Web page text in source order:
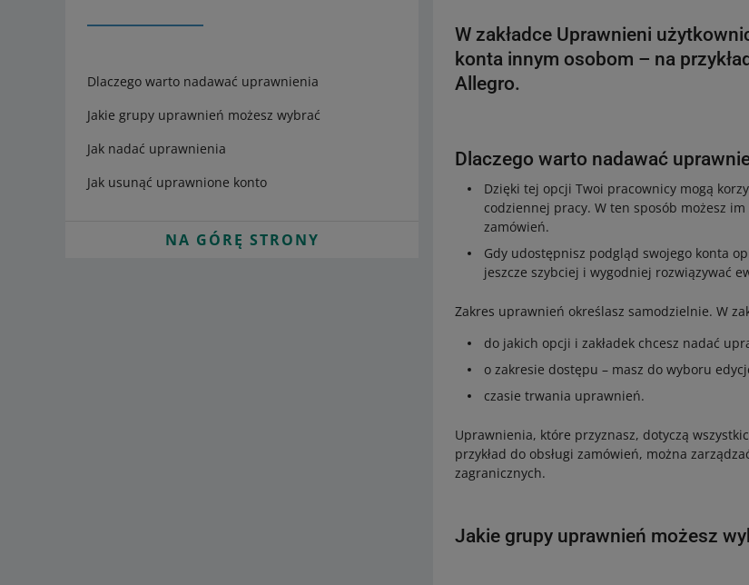
Dlaczego warto nadawać uprawnienia
Jakie grupy uprawnień możesz wybrać
Jak nadać uprawnienia
Jak usunąć uprawnione konto
NA GÓRĘ STRONY
W zakładce Uprawnieni
konta innym osobom – na
Allegro.
Dlaczego warto nadawać
Dzięki tej opcji Twoi pracownicy mogą
codziennej pracy. W ten sposób możesz
zamówień.
Gdy udostępnisz podgląd swojego konta
jeszcze szybciej i wygodniej rozwiązywać
Zakres uprawnień określasz samodzielnie. W
do jakich opcji i zakładek chcesz nadać
o zakresie dostępu – masz do wyboru
czasie trwania uprawnień.
Uprawnienia, które przyznasz, dotyczą
przykład do obsługi zamówień, można
zagranicznych.
Jakie grupy uprawnień możesz